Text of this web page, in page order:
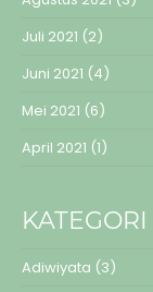
Juli 2021 (2)
Juni 2021 (4)
Mei 2021 (6)
April 2021 (1)
KATEGORI
Adiwiyata (3)